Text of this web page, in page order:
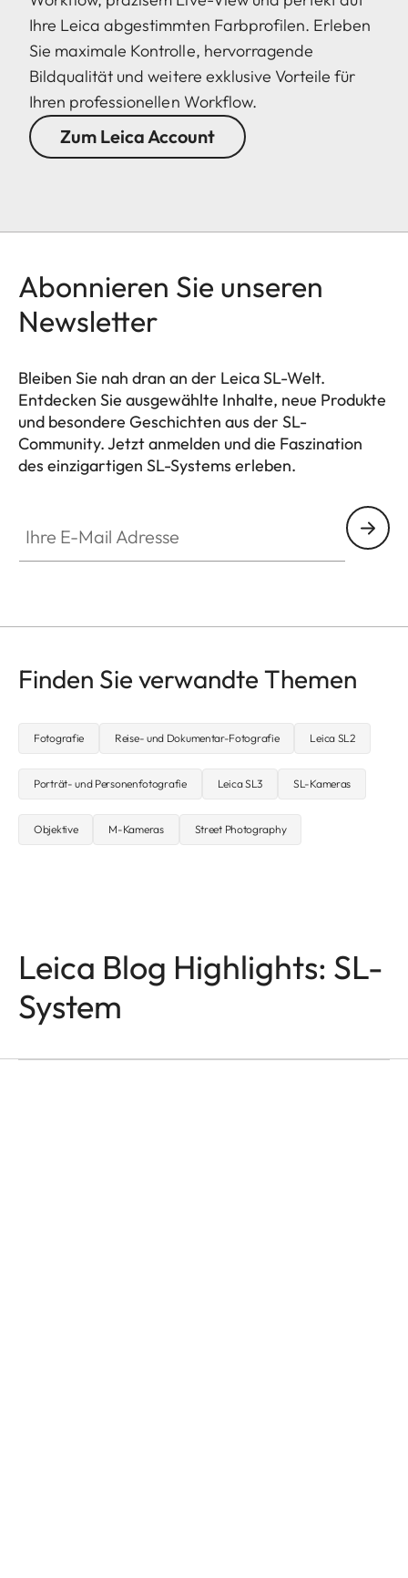
Ihre Leica abgestimmten Farbprofilen. Erleben
Sie maximale Kontrolle, hervorragende
Bildqualität und weitere exklusive Vorteile für
Ihren professionellen Workflow.
Zum Leica Account
Abonnieren Sie unseren
Newsletter
Bleiben Sie nah dran an der Leica SL-Welt.
Entdecken Sie ausgewählte Inhalte, neue Produkte
und besondere Geschichten aus der SL-
Community. Jetzt anmelden und die Faszination
des einzigartigen SL-Systems erleben.
Finden Sie verwandte Themen
Fotografie Reise- und Dokumentar-Fotografie Leica SL2
Porträt- und Personenfotografie Leica SL3 SL-Kameras
Objektive M-Kameras Street Photography
Leica Blog Highlights: SL-
System